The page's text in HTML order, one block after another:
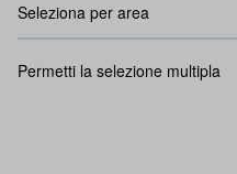
Seleziona per area
Permetti la selezione multipla